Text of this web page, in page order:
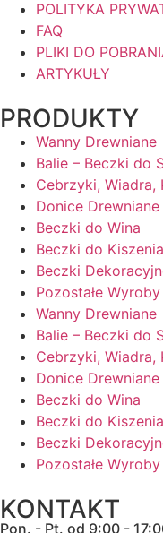
POLITYKA
FAQ
PLIKI DO
ARTYKUŁY
PRODUKTY
Wanny Drewniane
Balie – Beczki do
Cebrzyki, Wiadra,
Donice Drewniane
Beczki do Wina
Beczki do Kiszenia
Beczki
Pozostałe Wyroby
Wanny Drewniane
Balie – Beczki do
Cebrzyki, Wiadra,
Donice Drewniane
Beczki do Wina
Beczki do Kiszenia
Beczki
Pozostałe Wyroby
KONTAKT
Pon. - Pt. od 9:00 -